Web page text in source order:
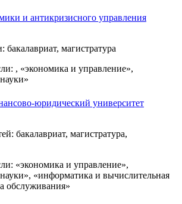
и антикризисного управления
бакалавриат, магистратура
, «экономика и управление»,
юридический университет
бакалавриат, магистратура,
«экономика и управление»,
«информатика и вычислительная
обслуживания»